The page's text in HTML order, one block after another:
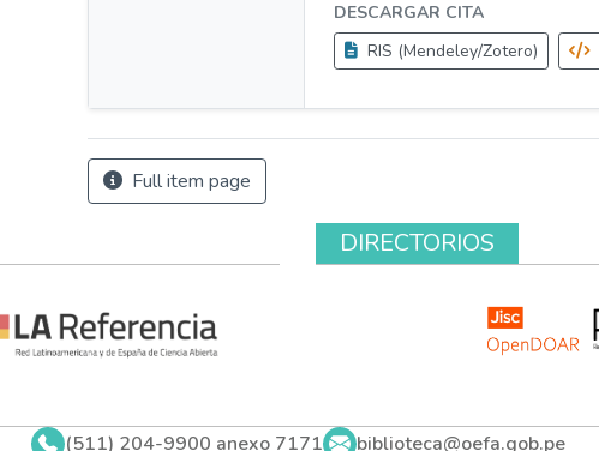
DESCARGAR CITA
RIS (Mendeley/Zotero)
Full item page
DIRECTORIOS
(511) 204-9900 anexo 7171 biblioteca@oefa.gob.pe